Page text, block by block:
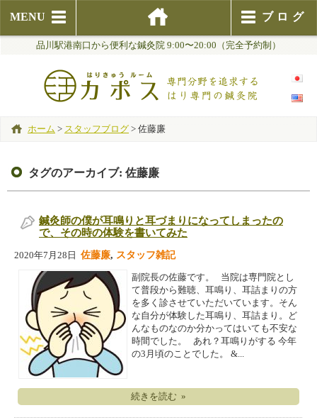
MENU ブログ
品川駅港南口から便利な鍼灸院 9:00〜20:00（完全予約制）
ホーム > スタッフブログ> 佐藤廉
タグのアーカイブ: 佐藤廉
鍼灸師の僕が耳鳴りと耳づまりになってしまったの
で、その時の体験を書いてみた
2020年7月28日 佐藤廉, スタッフ雑記
副院長の佐藤です。 当院は専門院とし
て普段から難聴、耳鳴り、耳詰まりの方
を多く診させていただいています。そん
な自分が体験した耳鳴り、耳詰まり。ど
んなものなのか分かってはいても不安な
時間でした。 あれ？耳鳴りがする 今年
の3月頃のことでした。 &...
続きを読む »